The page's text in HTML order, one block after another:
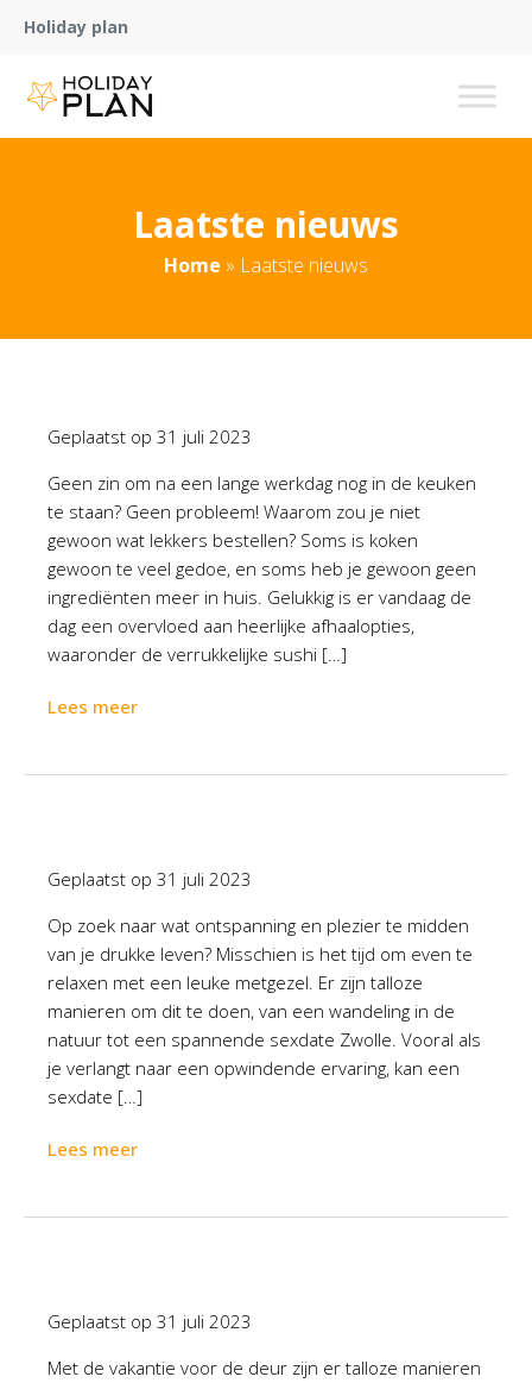
Holiday plan
Laatste nieuws
Home » Laatste nieuws
Geplaatst op 31 juli 2023
Geen zin om na een lange werkdag nog in de keuken
te staan? Geen probleem! Waarom zou je niet
gewoon wat lekkers bestellen? Soms is koken
gewoon te veel gedoe, en soms heb je gewoon geen
ingrediënten meer in huis. Gelukkig is er vandaag de
dag een overvloed aan heerlijke afhaalopties,
waaronder de verrukkelijke sushi […]
Lees meer
Geplaatst op 31 juli 2023
Op zoek naar wat ontspanning en plezier te midden
van je drukke leven? Misschien is het tijd om even te
relaxen met een leuke metgezel. Er zijn talloze
manieren om dit te doen, van een wandeling in de
natuur tot een spannende sexdate Zwolle. Vooral als
je verlangt naar een opwindende ervaring, kan een
sexdate […]
Lees meer
Geplaatst op 31 juli 2023
Met de vakantie voor de deur zijn er talloze manieren